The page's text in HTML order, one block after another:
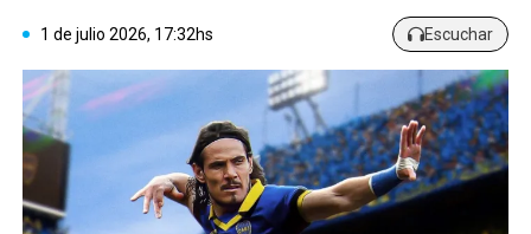
1 de julio 2026, 17:32hs Escuchar